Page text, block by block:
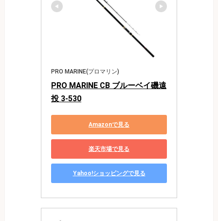
PRO MARINE(プロマリン)
PRO MARINE CB ブルーベイ磯遠
投 3-530
Amazonで見る
楽天市場で見る
Yahoo!ショッピングで見る